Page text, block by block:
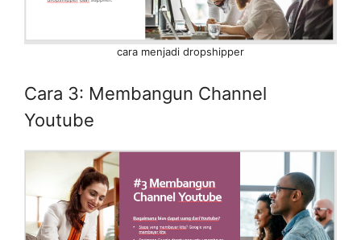
cara menjadi dropshipper
Cara 3: Membangun Channel
Youtube